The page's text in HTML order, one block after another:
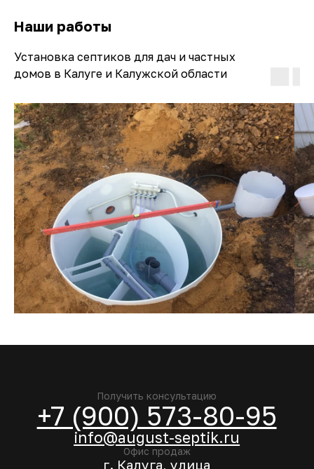
Наши работы
Установка септиков для дач и частных
домов в Калуге и Калужской области